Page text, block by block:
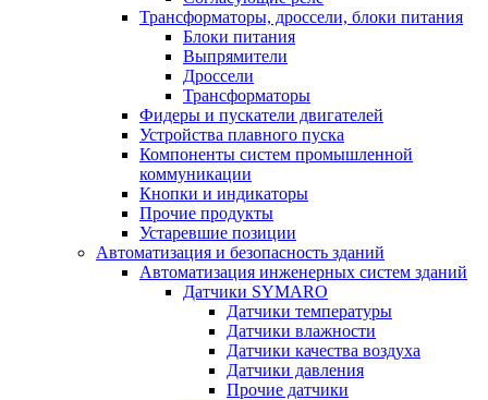
Трансформаторы, дроссели, блоки питания
Блоки питания
Выпрямители
Дроссели
Трансформаторы
Фидеры и пускатели двигателей
Устройства плавного пуска
Компоненты систем промышленной
коммуникации
Кнопки и индикаторы
Прочие продукты
Устаревшие позиции
Автоматизация и безопасность зданий
Автоматизация инженерных систем зданий
Датчики SYMARO
Датчики температуры
Датчики влажности
Датчики качества воздуха
Датчики давления
Прочие датчики